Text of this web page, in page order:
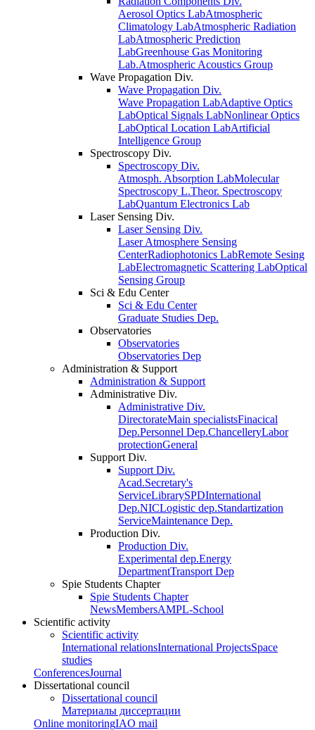
Aerosol Optics LabAtmospheric
Climatology LabAtmospheric Radiation
LabAtmospheric Prediction
LabGreenhouse Gas Monitoring
Lab.Atmospheric Acoustics Group
Wave Propagation Div.
Wave Propagation Div.
Wave Propagation LabAdaptive Optics
LabOptical Signals LabNonlinear Optics
LabOptical Location LabArtificial
Intelligence Group
Spectroscopy Div.
Spectroscopy Div.
Atmosph. Absorption LabMolecular
Spectroscopy L.Theor. Spectroscopy
LabQuantum Electronics Lab
Laser Sensing Div.
Laser Sensing Div.
Laser Atmosphere Sensing
CenterRadiophotonics LabRemote Sesing
LabElectromagnetic Scattering LabOptical
Sensing Group
Sci & Edu Center
Sci & Edu Center
Graduate Studies Dep.
Observatories
Observatories
Observatories Dep
Administration & Support
Administration & Support
Administrative Div.
Administrative Div.
DirectorateMain specialistsFinacical
Dep.Personnel Dep.ChancelleryLabor
protectionGeneral
Support Div.
Support Div.
Acad.Secretary's
ServiceLibrarySPDInternational
Dep.NICLogistic dep.Standartization
ServiceMaintenance Dep.
Production Div.
Production Div.
Experimental dep.Energy
DepartmentTransport Dep
Spie Students Chapter
Spie Students Chapter
NewsMembersAMPL-School
Scientific activity
Scientific activity
International relationsInternational ProjectsSpace
studies
ConferencesJournal
Dissertational council
Dissertational council
Материалы диссертации
Online monitoringIAO mail